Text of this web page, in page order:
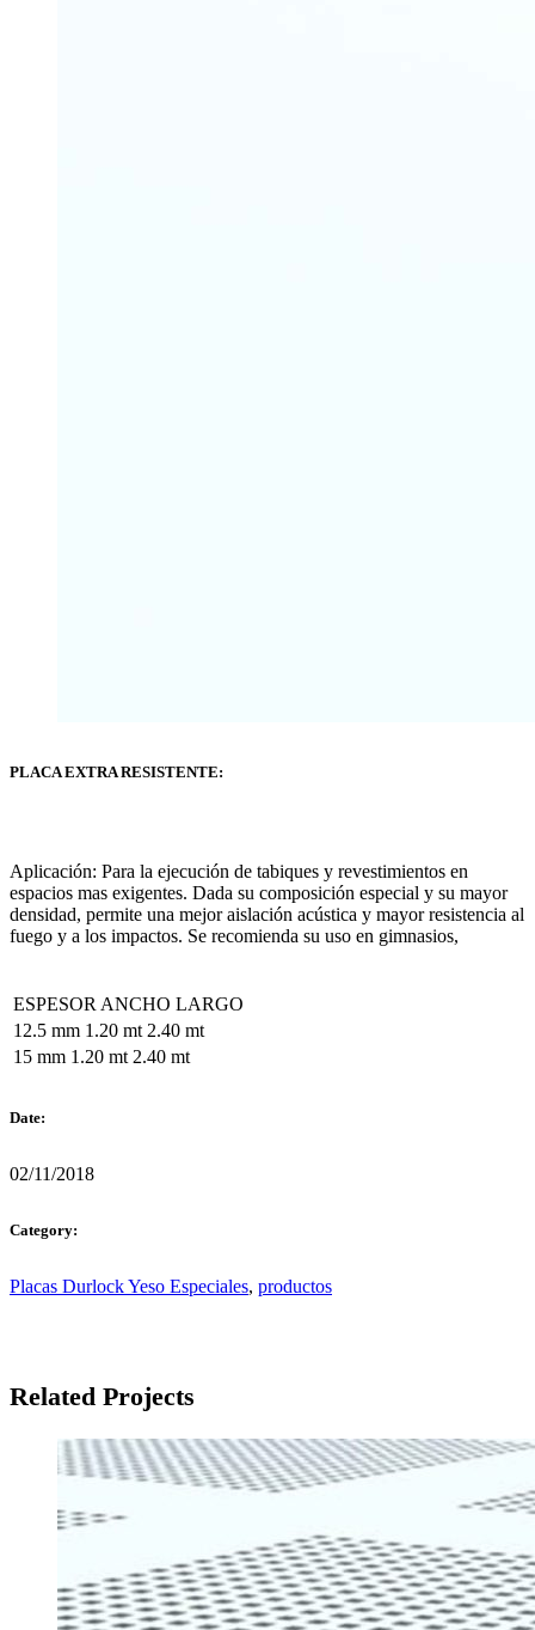
PLACA EXTRA RESISTENTE:
Aplicación: Para la ejecución de tabiques y revestimientos en
espacios mas exigentes. Dada su composición especial y su mayor
densidad, permite una mejor aislación acústica y mayor resistencia al
fuego y a los impactos. Se recomienda su uso en gimnasios,
ESPESOR ANCHO LARGO
12.5 mm 1.20 mt 2.40 mt
15 mm 1.20 mt 2.40 mt
Date:
02/11/2018
Category:
Placas Durlock Yeso Especiales, productos
Related Projects